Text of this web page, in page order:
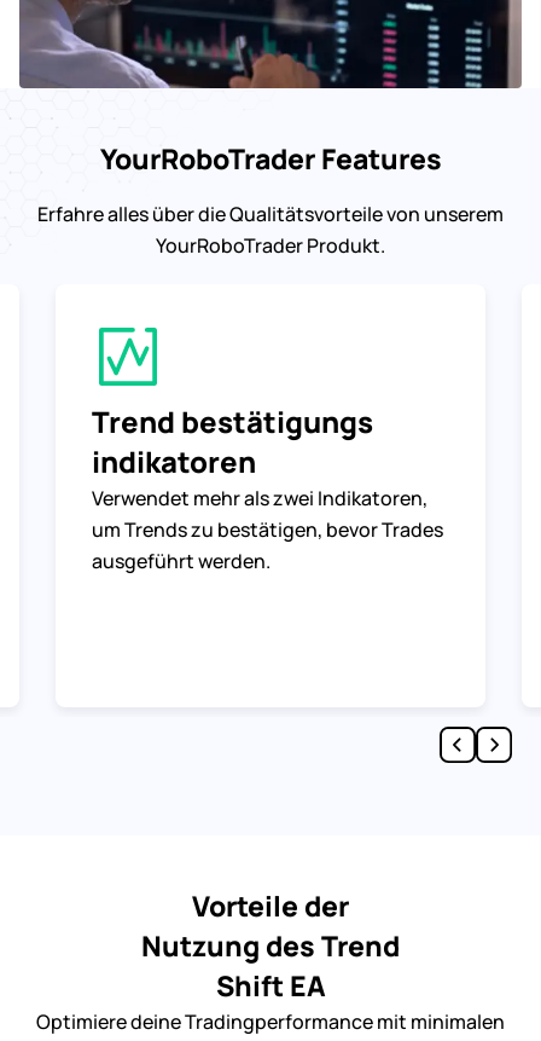
YourRoboTrader Features
Erfahre alles über die Qualitätsvorteile von unserem
YourRoboTrader Produkt.
Trend bestätigungs
indikatoren
Verwendet mehr als zwei Indikatoren,
um Trends zu bestätigen, bevor Trades
ausgeführt werden.
Vorteile der
Nutzung des Trend
Shift EA
Optimiere deine Tradingperformance mit minimalen